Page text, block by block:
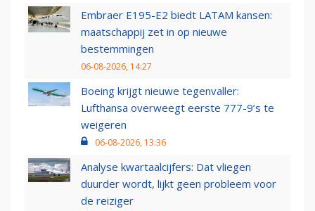
Embraer E195-E2 biedt LATAM kansen:
maatschappij zet in op nieuwe
bestemmingen
06-08-2026, 14:27
Boeing krijgt nieuwe tegenvaller:
Lufthansa overweegt eerste 777-9’s te
weigeren
06-08-2026, 13:36
Analyse kwartaalcijfers: Dat vliegen
duurder wordt, lijkt geen probleem voor
de reiziger